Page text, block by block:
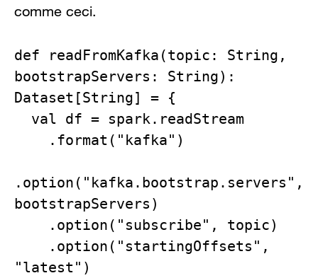
comme ceci.
def readFromKafka(topic: String,
bootstrapServers: String):
Dataset[String] = {
.option("kafka.bootstrap.servers",
bootstrapServers)
"latest")